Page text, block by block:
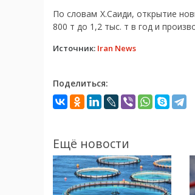
По словам Х.Саиди, открытие
800 т до 1,2 тыс. т в год и
Источник: Iran News
Поделиться:
Ещё новости